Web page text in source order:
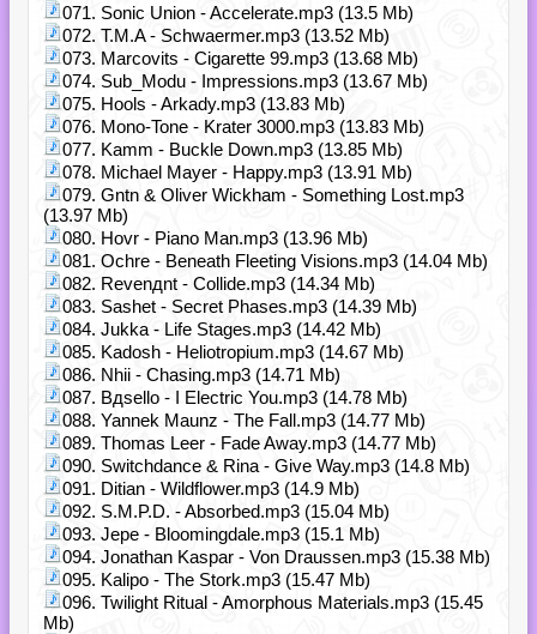
071. Sonic Union - Accelerate.mp3 (13.5 Mb)
072. T.M.A - Schwaermer.mp3 (13.52 Mb)
073. Marcovits - Cigarette 99.mp3 (13.68 Mb)
074. Sub_Modu - Impressions.mp3 (13.67 Mb)
075. Hools - Arkady.mp3 (13.83 Mb)
076. Mono-Tone - Krater 3000.mp3 (13.83 Mb)
077. Kamm - Buckle Down.mp3 (13.85 Mb)
078. Michael Mayer - Happy.mp3 (13.91 Mb)
079. Gntn & Oliver Wickham - Something Lost.mp3
(13.97 Mb)
080. Hovr - Piano Man.mp3 (13.96 Mb)
081. Ochre - Beneath Fleeting Visions.mp3 (14.04 Mb)
082. Revenдnt - Collide.mp3 (14.34 Mb)
083. Sashet - Secret Phases.mp3 (14.39 Mb)
084. Jukka - Life Stages.mp3 (14.42 Mb)
085. Kadosh - Heliotropium.mp3 (14.67 Mb)
086. Nhii - Chasing.mp3 (14.71 Mb)
087. Bдsello - I Electric You.mp3 (14.78 Mb)
088. Yannek Maunz - The Fall.mp3 (14.77 Mb)
089. Thomas Leer - Fade Away.mp3 (14.77 Mb)
090. Switchdance & Rina - Give Way.mp3 (14.8 Mb)
091. Ditian - Wildflower.mp3 (14.9 Mb)
092. S.M.P.D. - Absorbed.mp3 (15.04 Mb)
093. Jepe - Bloomingdale.mp3 (15.1 Mb)
094. Jonathan Kaspar - Von Draussen.mp3 (15.38 Mb)
095. Kalipo - The Stork.mp3 (15.47 Mb)
096. Twilight Ritual - Amorphous Materials.mp3 (15.45
Mb)